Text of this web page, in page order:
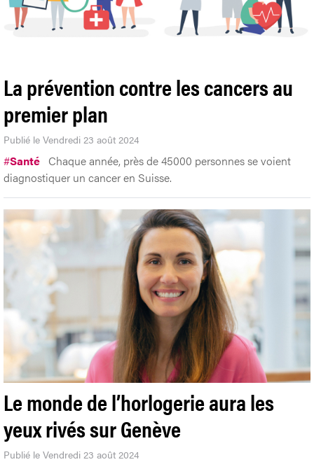
La prévention contre les cancers au
premier plan
Publié le Vendredi 23 août 2024
#Santé Chaque année, près de 45000 personnes se voient
diagnostiquer un cancer en Suisse.
Le monde de l’horlogerie aura les
yeux rivés sur Genève
Publié le Vendredi 23 août 2024